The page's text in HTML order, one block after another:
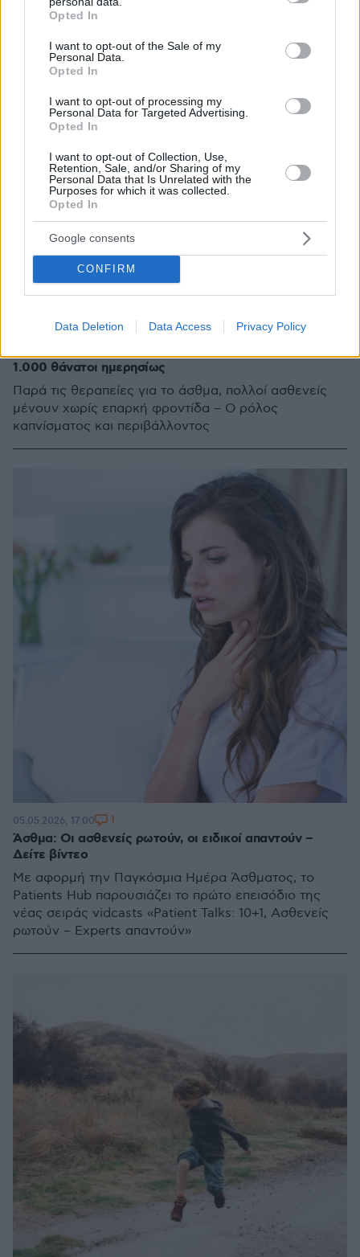
grant or deny consent to Google and its third-party tags to
use your data for below specified purposes in below Google
consent section.
Opted In
I want to opt-out of the Sale of my
Personal Data.
Opted In
I want to opt-out of processing my
Personal Data for Targeted Advertising.
Opted In
I want to opt-out of Collection, Use,
Retention, Sale, and/or Sharing of my
Personal Data that Is Unrelated with the
Purposes for which it was collected.
Opted In
Google consents
CONFIRM
Data Deletion Data Access Privacy Policy
1.000 θάνατοι ημερησίως
Παρά τις θεραπείες για το άσθμα, πολλοί ασθενείς
μένουν χωρίς επαρκή φροντίδα – Ο ρόλος
καπνίσματος και περιβάλλοντος
05.05.2026, 18:18 1
Άσθμα: Οι ασθενείς ρωτούν, οι ειδικοί απαντούν –
Δείτε βίντεο
Με αφορμή την Παγκόσμια Ημέρα Άσθματος, το
Patients Hub παρουσιάζει το πρώτο επεισόδιο της
νέας σειράς vidcasts «Patient Talks: 10+1, Ασθενείς
ρωτούν – Experts απαντούν»
05.05.2026, 17:00 1